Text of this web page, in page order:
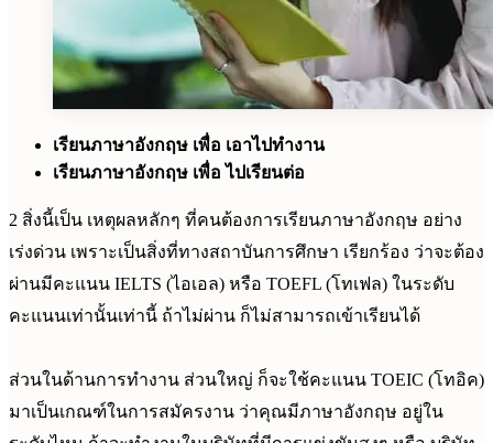
เรียนภาษาอังกฤษ เพื่อ เอาไปทำงาน
เรียนภาษาอังกฤษ เพื่อ ไปเรียนต่อ
2 สิ่งนี้เป็น เหตุผลหลักๆ ที่คนต้องการเรียนภาษาอังกฤษ อย่าง
เร่งด่วน เพราะเป็นสิ่งที่ทางสถาบันการศึกษา เรียกร้อง ว่าจะต้อง
ผ่านมีคะแนน IELTS (ไอเอล) หรือ TOEFL (โทเฟล) ในระดับ
คะแนนเท่านั้นเท่านี้ ถ้าไม่ผ่าน ก็ไม่สามารถเข้าเรียนได้
ส่วนในด้านการทำงาน ส่วนใหญ่ ก็จะใช้คะแนน TOEIC (โทอิค)
มาเป็นเกณฑ์ในการสมัครงาน ว่าคุณมีภาษาอังกฤษ อยู่ใน